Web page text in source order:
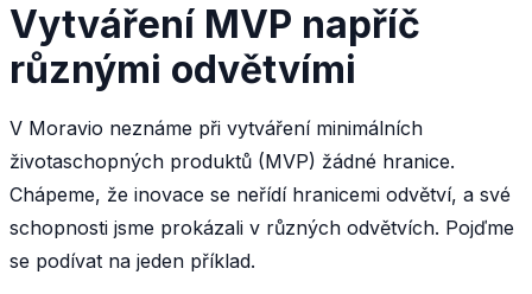
Vytváření MVP napříč
různými odvětvími
V Moravio neznáme při vytváření minimálních
životaschopných produktů (MVP) žádné hranice.
Chápeme, že inovace se neřídí hranicemi odvětví, a své
schopnosti jsme prokázali v různých odvětvích. Pojďme
se podívat na jeden příklad.